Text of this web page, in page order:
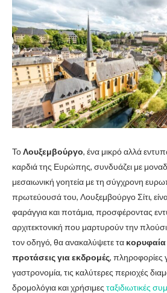
ΤοΛουξεμβούργο, ένα μικρό αλλά
καρδιά της Ευρώπης, συνδυάζει με
μεσαιωνική γοητεία με τη σύγχρονη
πρωτεύουσά του, Λουξεμβούργο Σίτι,
φαράγγια και ποτάμια, προσφέροντας
αρχιτεκτονική που μαρτυρούν την
τον οδηγό, θα ανακαλύψετε τα κορυφαία
προτάσεις για εκδρομές, πληροφορίες
γαστρονομία, τις καλύτερες περιοχές
δρομολόγια και χρήσιμες ταξιδιωτικές